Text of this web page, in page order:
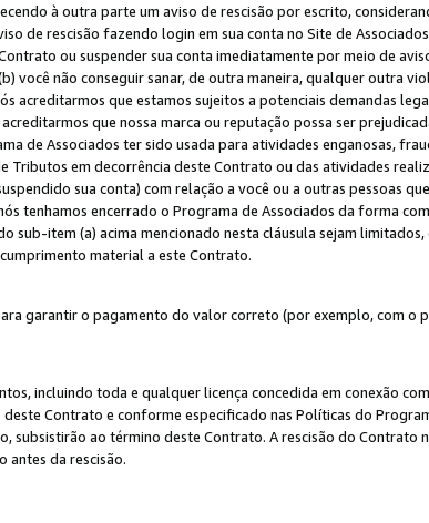
à outra parte um aviso de rescisão por escrito,
de rescisão fazendo login em sua conta no Site de
ou suspender sua conta imediatamente por meio de
você não conseguir sanar, de outra maneira, qualquer outra
acreditarmos que estamos sujeitos a potenciais demandas
que nossa marca ou reputação possa ser
de Associados ter sido usada para atividades enganosas,
em decorrência deste Contrato ou das atividades
sua conta) com relação a você ou a outras pessoas
tenhamos encerrado o Programa de Associados da forma
item (a) acima mencionado nesta cláusula sejam
material a este Contrato.
garantir o pagamento do valor correto (por exemplo, com o
incluindo toda e qualquer licença concedida em conexão
Contrato e conforme especificado nas Políticas do
ao término deste Contrato. A rescisão do Contrato
antes da rescisão.